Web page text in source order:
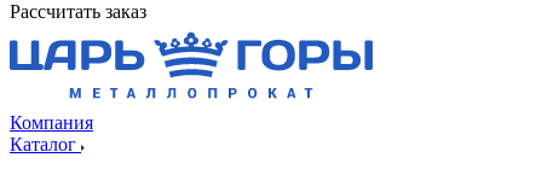
Рассчитать заказ
Компания
Каталог